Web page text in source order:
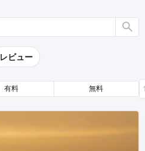
レビュー
有料 無料